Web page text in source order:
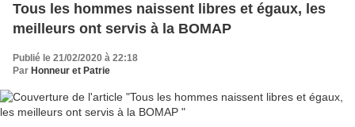
Tous les hommes naissent libres et égaux, les
meilleurs ont servis à la BOMAP
Publié le 21/02/2020 à 22:18
Par Honneur et Patrie